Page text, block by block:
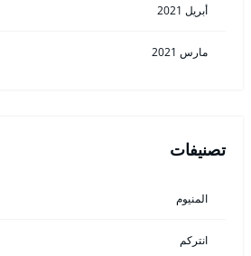
أبريل 2021
مارس 2021
تصنيفات
المنيوم
انتركم